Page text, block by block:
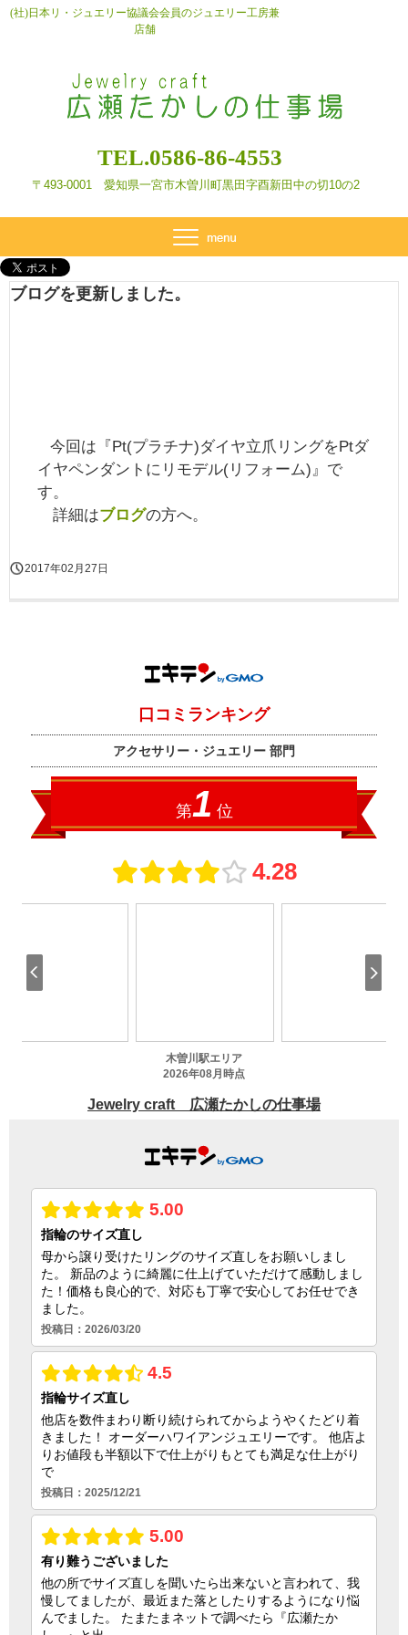
(社)日本リ・ジュエリー協議会会員のジュエリー工房兼
店舗
TEL.0586-86-4553
〒493-0001 愛知県一宮市木曽川町黒田字酉新田 中の切10の2
ブログを更新しました。
今回は『Pt(プラチナ)ダイヤ立爪リングをPtダ
イヤペンダントにリモデル(リフォーム)』で
す。
詳細はブログの方へ。
2017年02月27日